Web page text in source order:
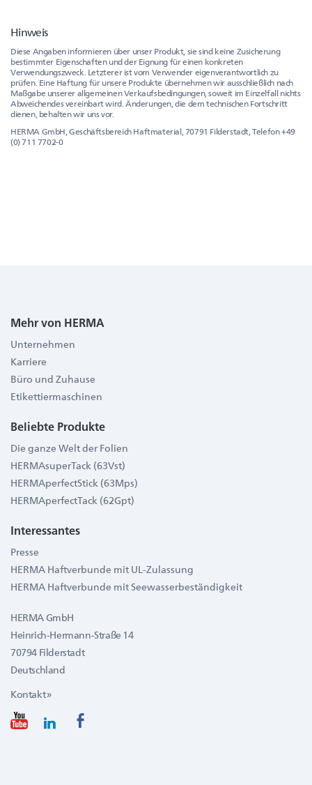
Hinweis
Diese Angaben informieren über unser Produkt, sie sind keine Zusicherung
bestimmter Eigenschaften und der Eignung für einen konkreten
Verwendungszweck. Letzterer ist vom Verwender eigenverantwortlich zu
prüfen. Eine Haftung für unsere Produkte übernehmen wir ausschließlich nach
Maßgabe unserer allgemeinen Verkaufsbedingungen, soweit im Einzelfall nichts
Abweichendes vereinbart wird. Änderungen, die dem technischen Fortschritt
dienen, behalten wir uns vor.
HERMA GmbH, Geschäftsbereich Haftmaterial, 70791 Filderstadt, Telefon +49
(0) 711 7702-0
Mehr von HERMA
Unternehmen
Karriere
Büro und Zuhause
Etikettiermaschinen
Beliebte Produkte
Die ganze Welt der Folien
HERMAsuperTack (63Vst)
HERMAperfectStick (63Mps)
HERMAperfectTack (62Gpt)
Interessantes
Presse
HERMA Haftverbunde mit UL-Zulassung
HERMA Haftverbunde mit Seewasserbeständigkeit
HERMA GmbH
Heinrich-Hermann-Straße 14
70794 Filderstadt
Deutschland
Kontakt »